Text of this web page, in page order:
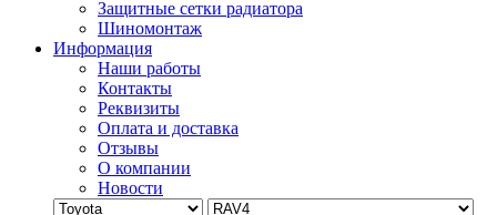
Защитные сетки радиатора
Шиномонтаж
Информация
Наши работы
Контакты
Реквизиты
Оплата и доставка
Отзывы
О компании
Новости